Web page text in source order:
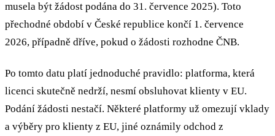
musela být žádost podána do 31. července 2025). Toto
přechodné období v České republice končí 1. července
2026, případně dříve, pokud o žádosti rozhodne ČNB.
Po tomto datu platí jednoduché pravidlo: platforma, která
licenci skutečně nedrží, nesmí obsluhovat klienty v EU.
Podání žádosti nestačí. Některé platformy už omezují vklady
a výběry pro klienty z EU, jiné oznámily odchod z